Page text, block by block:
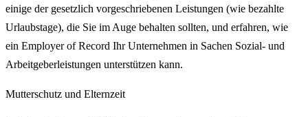
einige der gesetzlich vorgeschriebenen Leistungen (wie bezahlte
Urlaubstage), die Sie im Auge behalten sollten, und erfahren, wie
ein Employer of Record Ihr Unternehmen in Sachen Sozial- und
Arbeitgeberleistungen unterstützen kann.
Mutterschutz und Elternzeit